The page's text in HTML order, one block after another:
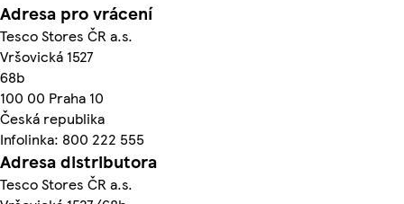
Adresa pro vrácení
Tesco Stores ČR a.s.
Vršovická 1527
68b
100 00 Praha 10
Česká republika
Infolinka: 800 222 555
Adresa distributora
Tesco Stores ČR a.s.